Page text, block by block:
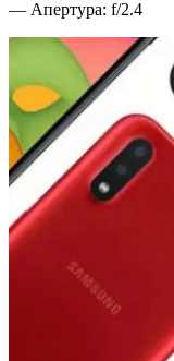
— Апертура: f/2.4